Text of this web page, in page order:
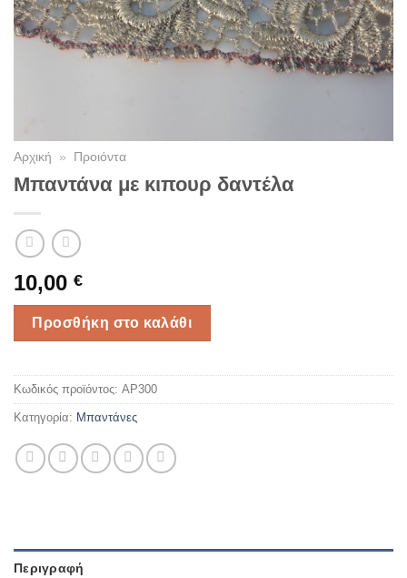
Αρχική » Προιόντα
Μπαντάνα με κιπουρ δαντέλα
10,00 €
Προσθήκη στο καλάθι
Κωδικός προϊόντος: AP300
Κατηγορία: Mπαντάνες
Περιγραφή